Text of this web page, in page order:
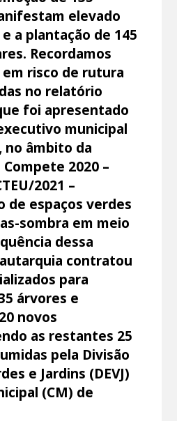
elevado
a plantação de 145
Recordamos
risco de rutura
no relatório
foi apresentado
municipal
no âmbito da
2020 –
2021 –
de espaços verdes
sombra em meio
dessa
contratou
para
árvores e
novos
as restantes 25
pela Divisão
e Jardins (DEVJ)
(CM) de